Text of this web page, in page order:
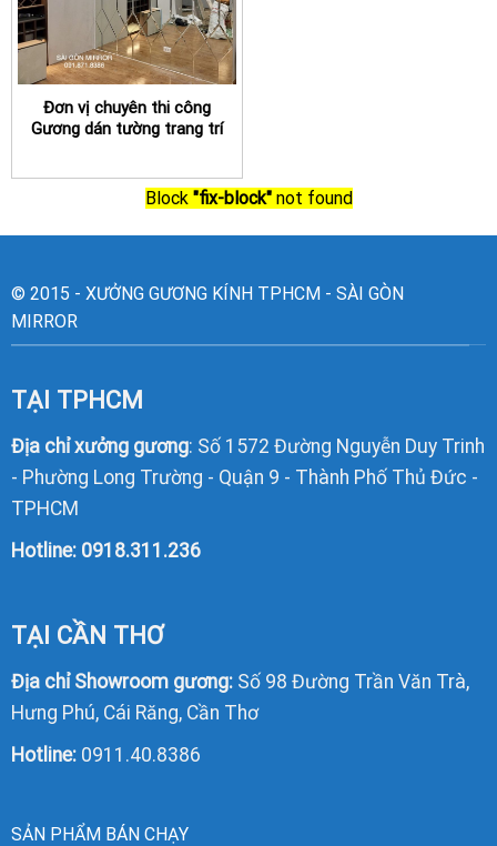
Đơn vị chuyên thi công
Gương dán tường trang trí
Block "fix-block"not found
© 2015 - XƯỞNG GƯƠNG KÍNH TPHCM - SÀI GÒN
MIRROR
TẠI TPHCM
Địa chỉ xưởng gương: Số 1572 Đường Nguyễn Duy Trinh
- Phường Long Trường - Quận 9 - Thành Phố Thủ Đức -
TPHCM
Hotline: 0918.311.236
TẠI CẦN THƠ
Địa chỉ Showroom gương:Số 98 Đường Trần Văn Trà,
Hưng Phú, Cái Răng, Cần Thơ
Hotline: 0911.40.8386
SẢN PHẨM BÁN CHẠY